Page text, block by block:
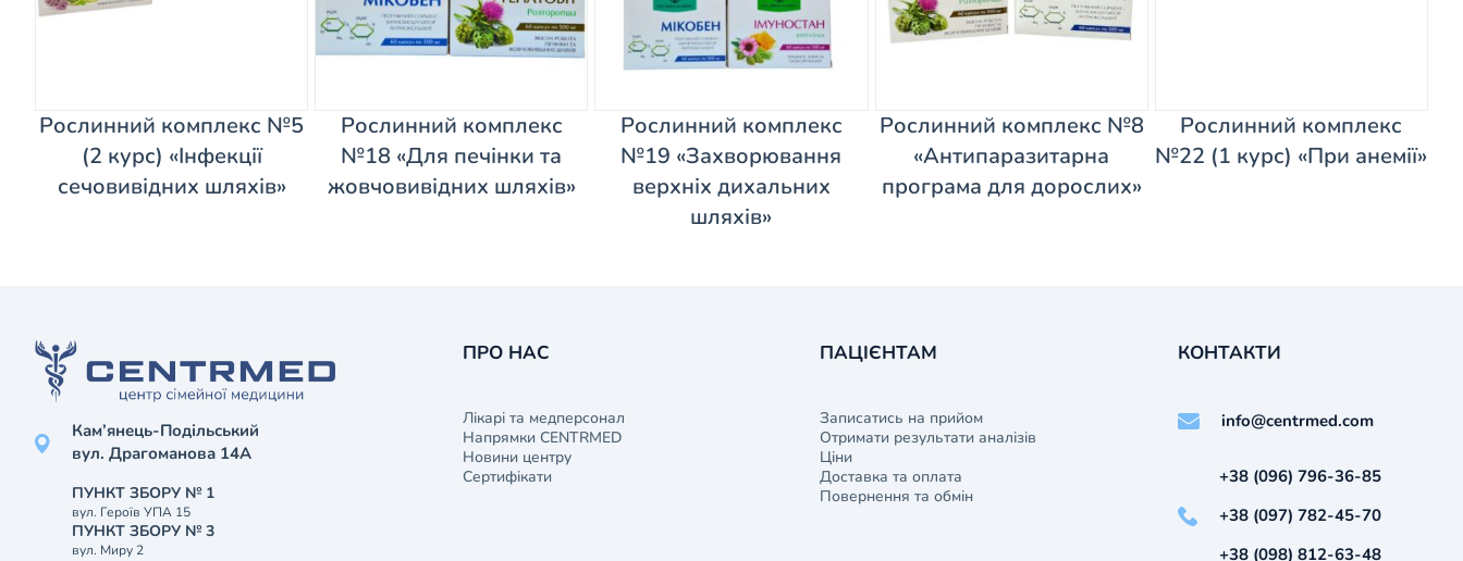
Рослинний комплекс №5
(2 курс) «Інфекції
сечовивідних шляхів»
Рослинний комплекс
№18 «Для печінки та
жовчовивідних шляхів»
Рослинний комплекс
№19 «Захворювання
верхніх дихальних
шляхів»
Рослинний комплекс №8
«Антипаразитарна
програма для дорослих»
Рослинний комплекс
№22 (1 курс) «При анемії»
Кам’янець-Подільський
вул. Драгоманова 14А
ПУНКТ ЗБОРУ № 1
вул. Героїв УПА 15
ПУНКТ ЗБОРУ № 3
вул. Миру 2
ПРО НАС
Лікарі та медперсонал
Напрямки CENTRMED
Новини центру
Сертифікати
ПАЦІЄНТАМ
Записатись на прийом
Отримати результати аналізів
Ціни
Доставка та оплата
Повернення та обмін
КОНТАКТИ
info@centrmed.com
+38 (096) 796-36-85
+38 (097) 782-45-70
+38 (098) 812-63-48